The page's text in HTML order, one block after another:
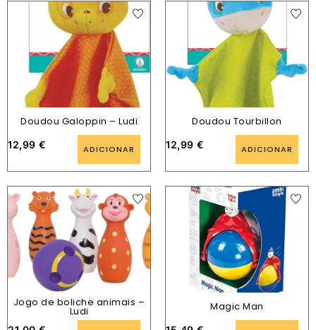
Doudou Galoppin – Ludi
12,99 € ADICIONAR
Doudou Tourbillon
12,99 € ADICIONAR
Jogo de boliche animais –
Ludi Magic Man